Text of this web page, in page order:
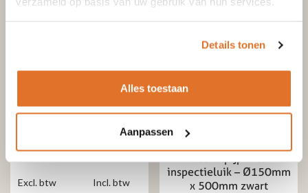
Details tonen
Alles toestaan
Aanpassen
Dikwandig kachelpijp staal
kachelpijp – Ø120mm x
750mm zwart
Incl. btw
Excl. btw
inspectieluik – Ø150mm
x 500mm zwart